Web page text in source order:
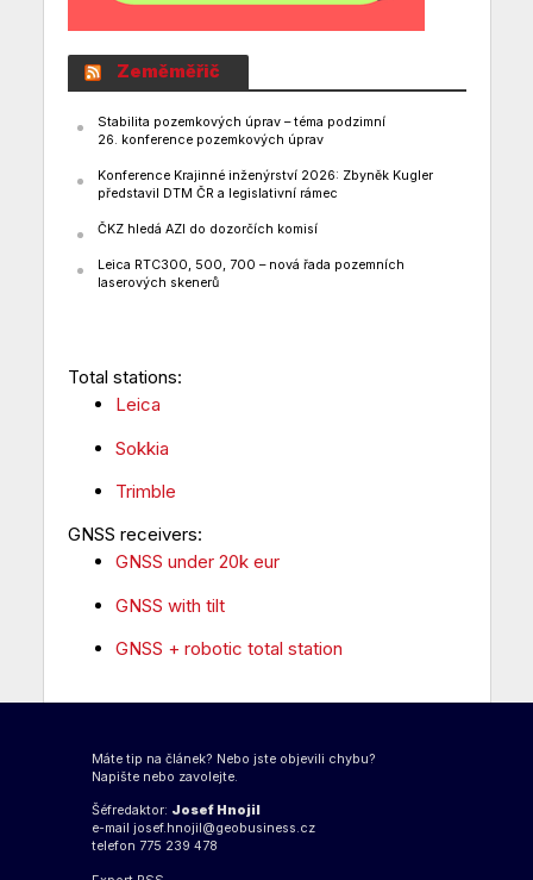
Zeměměřič
Stabilita pozemkových úprav – téma podzimní
26. konference pozemkových úprav
Konference Krajinné inženýrství 2026: Zbyněk Kugler
představil DTM ČR a legislativní rámec
ČKZ hledá AZI do dozorčích komisí
Leica RTC300, 500, 700 – nová řada pozemních
laserových skenerů
Total stations:
Leica
Sokkia
Trimble
GNSS receivers:
GNSS under 20k eur
GNSS with tilt
GNSS + robotic total station
Máte tip na článek? Nebo jste objevili chybu?
Napište nebo zavolejte.
Šéfredaktor: Josef Hnojil
e-mail josef.hnojil@geobusiness.cz
telefon 775 239 478